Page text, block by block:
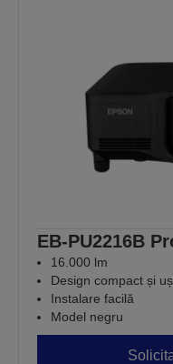
EB-PU2216B
16.000 lm
Design compact și
Instalare facilă
Model negru